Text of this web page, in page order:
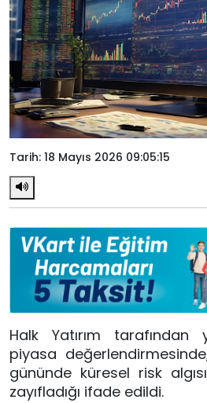
Tarih: 18 Mayıs 2026 09:05:15
Halk Yatırım tarafından
piyasa
gününde küresel risk
zayıfladığı ifade edildi.